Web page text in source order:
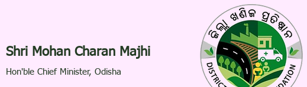
Shri Mohan Charan Majhi
Hon'ble Chief Minister, Odisha